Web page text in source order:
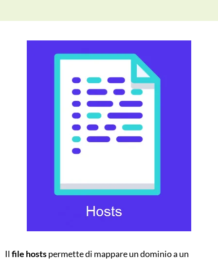
Ilfile hostspermette di mappare un dominio a un